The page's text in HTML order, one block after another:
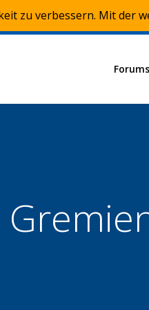
zu verbessern. Mit der